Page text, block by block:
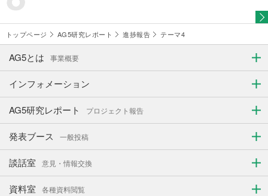
トップページ AG5研究レポート 進捗報告 テーマ4
AG5とは 事業概要
インフォメーション
AG5研究レポート プロジェクト報告
発表ブース 一般投稿
談話室 意見・情報交換
資料室 各種資料閲覧